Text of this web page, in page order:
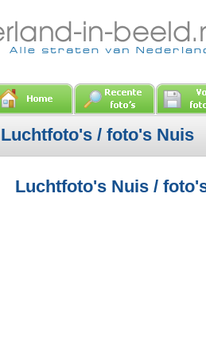
Luchtfoto's / foto's Nuis
Luchtfoto's Nuis /